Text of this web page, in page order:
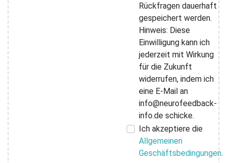
Rückfragen dauerhaft
gespeichert werden.
Hinweis: Diese
Einwilligung kann ich
jederzeit mit Wirkung
für die Zukunft
widerrufen, indem ich
eine E-Mail an
info@neurofeedback-
info.de schicke.
Ich akzeptiere die
Allgemeinen
Geschäftsbedingungen.